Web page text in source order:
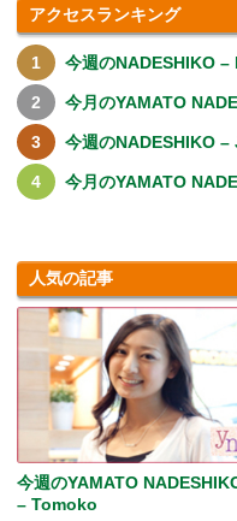
アクセスランキング
今週のNADESHIKO –
今月のYAMATO
今週のNADESHIKO
今月のYAMATO
人気の記事
今週のYAMATO
– Tomoko